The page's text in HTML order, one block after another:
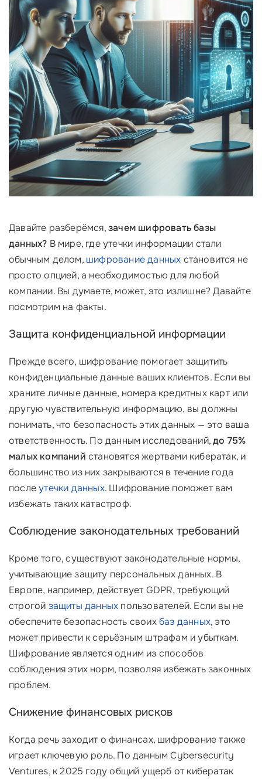
Давайте разберёмся,зачем шифровать базы
данных? В мире, где утечки информации стали
обычным делом, шифрование данных становится не
просто опцией, а необходимостью для любой
компании. Вы думаете, может, это излишне? Давайте
посмотрим на факты.
Защита конфиденциальной информации
Прежде всего, шифрование помогает защитить
конфиденциальные данные ваших клиентов. Если вы
храните личные данные, номера кредитных карт или
другую чувствительную информацию, вы должны
понимать, что безопасность этих данных — это ваша
ответственность. По данным исследований,до 75%
малых компаний становятся жертвами кибератак, и
большинство из них закрываются в течение года
послеутечки данных. Шифрование поможет вам
избежать таких катастроф.
Соблюдение законодательных требований
Кроме того, существуют законодательные нормы,
учитывающие защиту персональных данных. В
Европе, например, действует GDPR, требующий
строгой защиты данных пользователей. Если вы не
обеспечите безопасность своихбаз данных, это
может привести к серьёзным штрафам и убыткам.
Шифрование является одним из способов
соблюдения этих норм, позволяя избежать законных
проблем.
Снижение финансовых рисков
Когда речь заходит о финансах, шифрование также
играет ключевую роль. По данным Cybersecurity
Ventures, к 2025 году общий ущерб от кибератак